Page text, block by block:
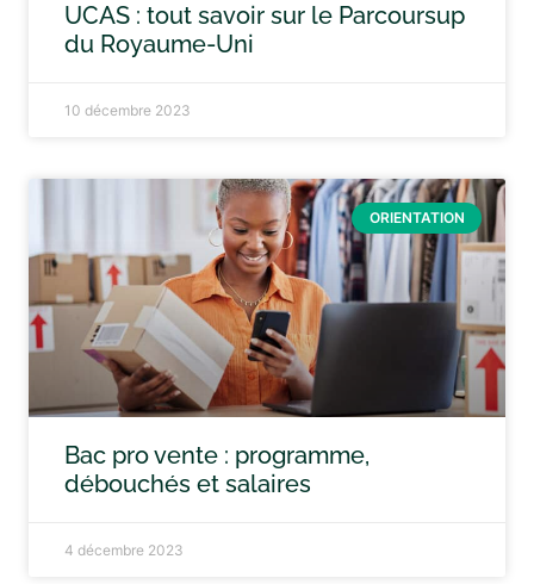
UCAS : tout savoir sur le Parcoursup
du Royaume-Uni
10 décembre 2023
ORIENTATION
Bac pro vente : programme,
débouchés et salaires
4 décembre 2023